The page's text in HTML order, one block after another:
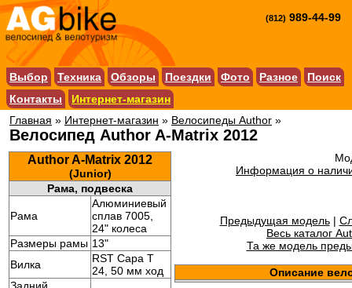
(812) 989-44-99
Выбор Техника Обзоры Поездки Фото Разное
Поиск
Контакты
Интернет-магазин
Главная » Интернет-магазин » Велосипеды Author »
Велосипед Author A-Matrix 2012
Author A-Matrix 2012
(Junior)
Рама, подвеска
Рама
Алюминиевый
сплав 7005,
24" колеса
Размеры рамы 13"
Вилка
RST Capa T
24, 50 мм ход
Информация о
Предыдущая модель|
Весь каталог
Та же модель
Описание